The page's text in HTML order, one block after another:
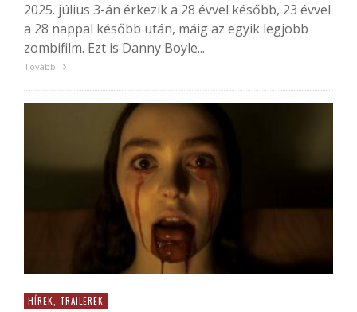
2025. július 3-án érkezik a 28 évvel később, 23 évvel
a 28 nappal később után, máig az egyik legjobb
zombifilm. Ezt is Danny Boyle...
Tovább
HÍREK, TRAILEREK